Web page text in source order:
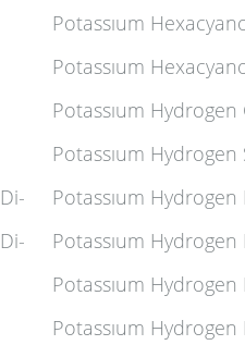
Potassıum
Potassıum
Potassıum
Potassıum
Di-
Potassıum
Di-
Potassıum
Potassıum
Potassıum